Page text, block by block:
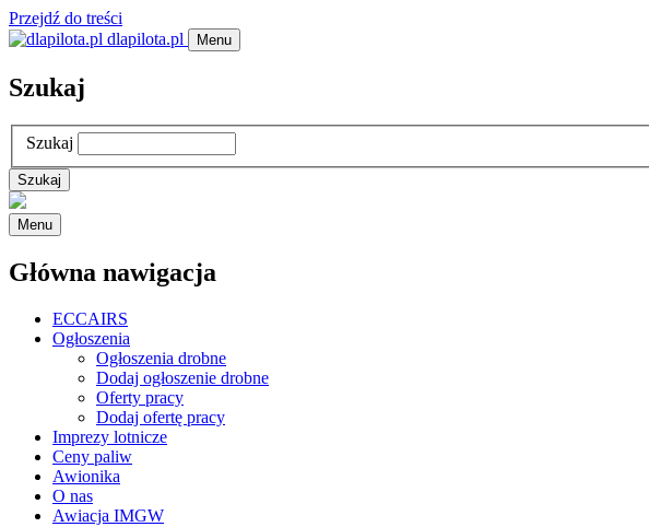
Przejdź do treści
dlapilota.pl
Menu
Szukaj
Szukaj
Menu
Główna nawigacja
ECCAIRS
Ogłoszenia
Ogłoszenia drobne
Dodaj ogłoszenie drobne
Oferty pracy
Dodaj ofertę pracy
Imprezy lotnicze
Ceny paliw
Awionika
O nas
Awiacja IMGW